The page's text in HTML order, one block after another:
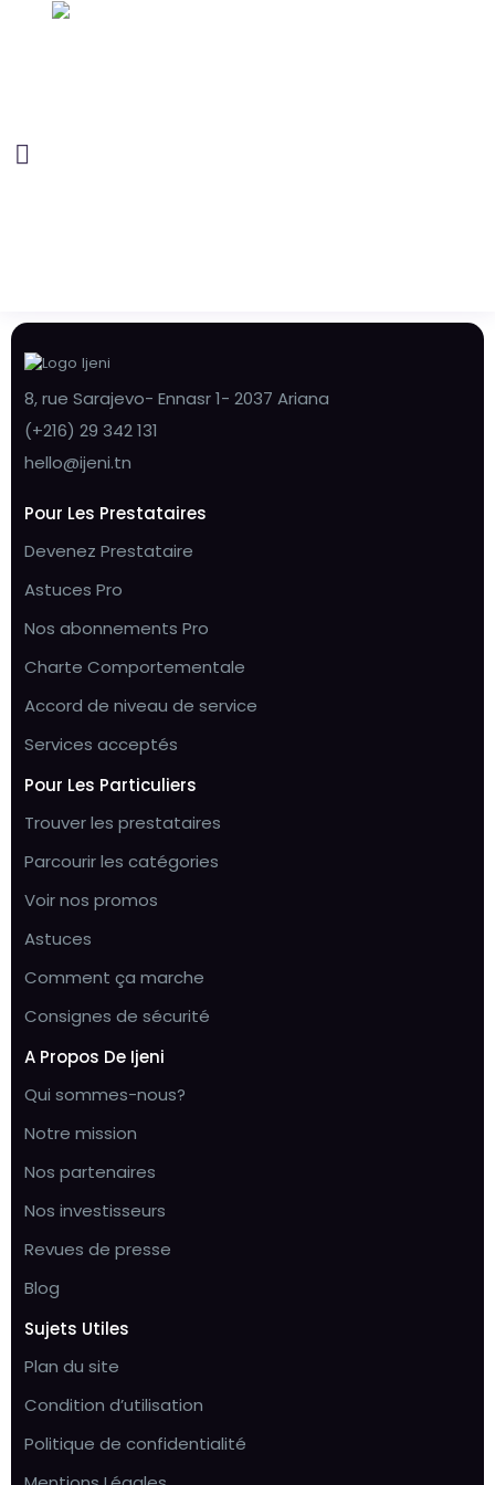
8, rue Sarajevo- Ennasr 1- 2037 Ariana
(+216) 29 342 131
hello@ijeni.tn
Pour Les Prestataires
Devenez Prestataire
Astuces Pro
Nos abonnements Pro
Charte Comportementale
Accord de niveau de service
Services acceptés
Pour Les Particuliers
Trouver les prestataires
Parcourir les catégories
Voir nos promos
Astuces
Comment ça marche
Consignes de sécurité
A Propos De Ijeni
Qui sommes-nous?
Notre mission
Nos partenaires
Nos investisseurs
Revues de presse
Blog
Sujets Utiles
Plan du site
Condition d’utilisation
Politique de confidentialité